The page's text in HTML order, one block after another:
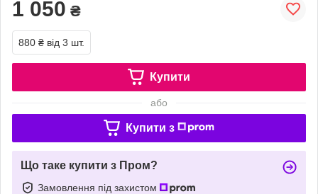
1 050 ₴
880 ₴ від 3 шт.
Купити
або
Купити з
Що таке купити з Пром?
Замовлення під захистом